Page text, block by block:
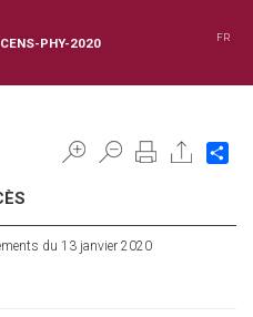
PHY-2020 FR
du 13 janvier 2020